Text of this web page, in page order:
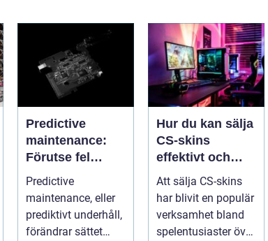
Predictive
maintenance:
Förutse fel
innan de
uppstår med
hjälp av
sensorer
Predictive
maintenance, eller
prediktivt underhåll,
förändrar sättet
Hur du kan sälja
CS-skins
effektivt och
tryggt
Att sälja CS-skins
har blivit en populär
verksamhet bland
spelentusiaster över